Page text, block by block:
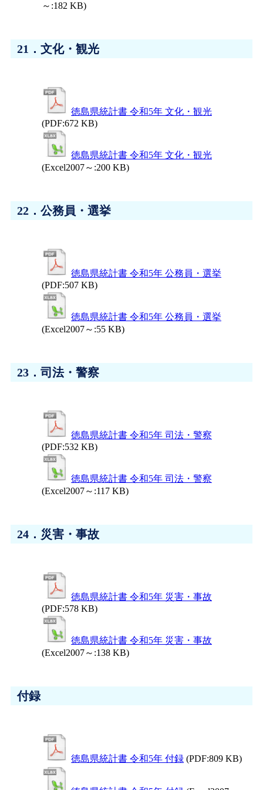
～:182 KB)
21．文化・観光
徳島県統計書 令和5年 文化・観光
(PDF:672 KB)
徳島県統計書 令和5年 文化・観光
(Excel2007～:200 KB)
22．公務員・選挙
徳島県統計書 令和5年 公務員・選挙
(PDF:507 KB)
徳島県統計書 令和5年 公務員・選挙
(Excel2007～:55 KB)
23．司法・警察
徳島県統計書 令和5年 司法・警察
(PDF:532 KB)
徳島県統計書 令和5年 司法・警察
(Excel2007～:117 KB)
24．災害・事故
徳島県統計書 令和5年 災害・事故
(PDF:578 KB)
徳島県統計書 令和5年 災害・事故
(Excel2007～:138 KB)
付録
徳島県統計書 令和5年 付録 (PDF:809 KB)